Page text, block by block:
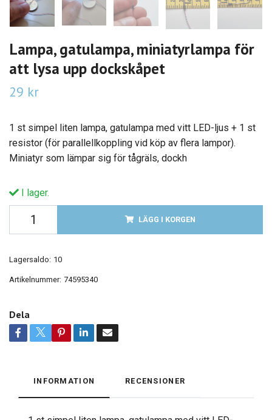
Lampa, gatulampa, miniatyrlampa för
att lysa upp dockskåpet
29 kr
1 st simpel liten lampa, gatulampa med vitt LED-ljus + 1 st
resistor (för parallellkoppling vid köp av flera lampor).
Miniatyr som lämpar sig för tågräls, dockh
I lager.
LÄGG I KORGEN
Lagersaldo: 10
Artikelnummer: 74595340
Dela
INFORMATION RECENSIONER